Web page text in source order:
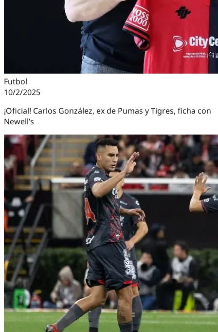
Futbol
10/2/2025
¡Oficial! Carlos González, ex de Pumas y Tigres, ficha con
Newell’s